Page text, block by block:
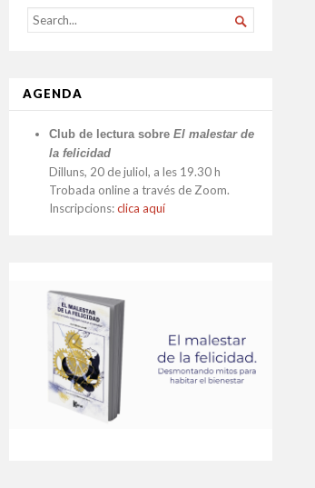
SEARCH
FOR...

AGENDA
Club de lectura sobre El malestar de
la felicidad
Dilluns, 20 de juliol, a les 19.30 h
Trobada online a través de Zoom.
Inscripcions:clica aquí